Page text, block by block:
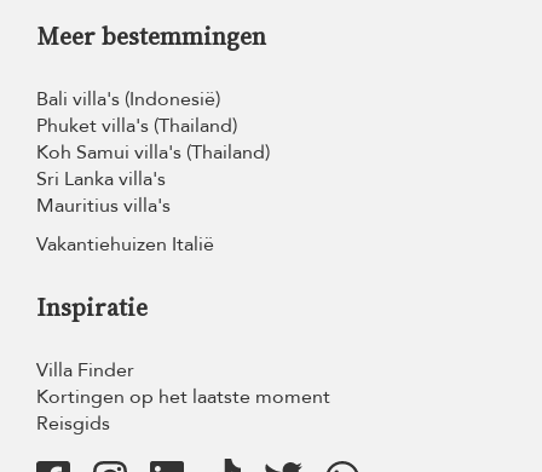
Meer bestemmingen
Bali villa's (Indonesië)
Phuket villa's (Thailand)
Koh Samui villa's (Thailand)
Sri Lanka villa's
Mauritius villa's
Vakantiehuizen Italië
Inspiratie
Villa Finder
Kortingen op het laatste moment
Reisgids